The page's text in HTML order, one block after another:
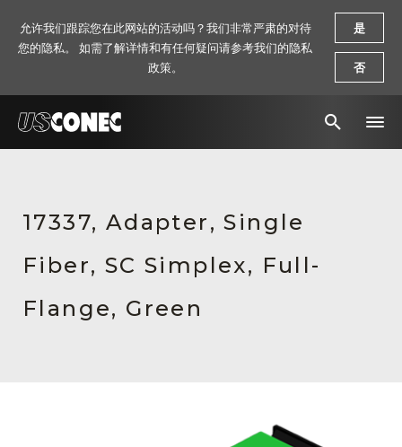
17337, Adapter, Single
Fiber, SC Simplex, Full-
Flange, Green
允许我们跟踪您在此网站的活动吗？我们非常严肃的对待
您的隐私。 如需了解详情和有任何疑问请参考我们的隐私
政策。
是
否